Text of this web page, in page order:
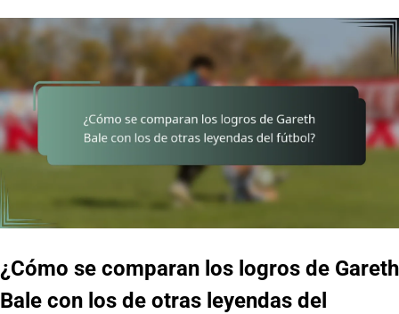
¿Cómo se comparan los logros de Gareth
Bale con los de otras leyendas del